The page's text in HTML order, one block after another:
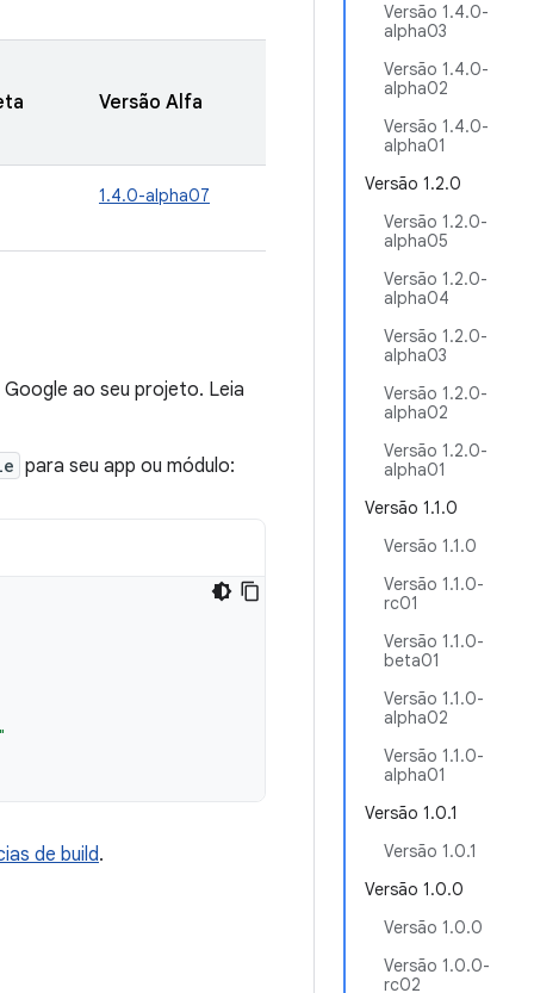
Versão 1.4.0-
alpha03
Versão 1.4.0-
alpha02
Versão 1.4.0-
alpha01
Versão 1.2.0
Versão 1.2.0-
alpha05
Versão 1.2.0-
alpha04
Versão 1.2.0-
alpha03
Versão 1.2.0-
alpha02
Versão 1.2.0-
alpha01
Versão 1.1.0
Versão 1.1.0
Versão 1.1.0-
rc01
Versão 1.1.0-
beta01
Versão 1.1.0-
alpha02
Versão 1.1.0-
alpha01
Versão 1.0.1
Versão 1.0.1
Versão 1.0.0
Versão 1.0.0
Versão 1.0.0-
rc02
Versão Alfa
1.4.0-alpha07
ao seu projeto. Leia
para seu app ou módulo:
de build.